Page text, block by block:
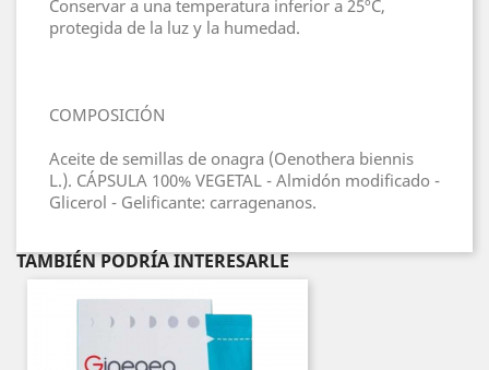
Conservar a una temperatura inferior a 25ºC,
protegida de la luz y la humedad.
COMPOSICIÓN
Aceite de semillas de onagra (Oenothera biennis
L.). CÁPSULA 100% VEGETAL - Almidón modificado -
Glicerol - Gelificante: carragenanos.
TAMBIÉN PODRÍA INTERESARLE